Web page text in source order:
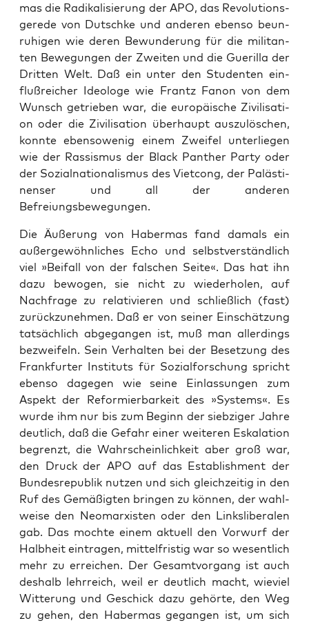
mas die Radi­ka­li­sie­rung der APO, das Revo­lu­ti­ons­
ge­re­de von Dutsch­ke und ande­ren eben­so beun­
ru­hi­gen wie deren Bewun­de­rung für die mili­tan­
ten Bewe­gun­gen der Zwei­ten und die Gue­ril­la der
Drit­ten Welt. Daß ein unter den Stu­den­ten ein­
fluß­rei­cher Ideo­lo­ge wie Frantz Fanon von dem
Wunsch getrie­ben war, die euro­päi­sche Zivi­li­sa­ti­
on oder die Zivi­li­sa­ti­on über­haupt aus­zu­lö­schen,
konn­te eben­so­we­nig einem Zwei­fel unter­lie­gen
wie der Ras­sis­mus der Black Pan­ther Par­ty oder
der Sozi­al­na­tio­na­lis­mus des Viet­cong, der Paläs­ti­
nen­ser und all der ande­ren
Befreiungsbewegungen.
Die Äuße­rung von Haber­mas fand damals ein
außer­ge­wöhn­li­ches Echo und selbst­ver­ständ­lich
viel »Bei­fall von der fal­schen Sei­te«. Das hat ihn
dazu bewo­gen, sie nicht zu wie­der­ho­len, auf
Nach­fra­ge zu rela­ti­vie­ren und schließ­lich (fast)
zurück­zu­neh­men. Daß er von sei­ner Ein­schät­zung
tat­säch­lich abge­gan­gen ist, muß man aller­dings
bezwei­feln. Sein Ver­hal­ten bei der Beset­zung des
Frank­fur­ter Insti­tuts für Sozi­al­for­schung spricht
eben­so dage­gen wie sei­ne Ein­las­sun­gen zum
Aspekt der Refor­mier­bar­keit des »Sys­tems«. Es
wur­de ihm nur bis zum Beginn der sieb­zi­ger Jah­re
deut­lich, daß die Gefahr einer wei­te­ren Eska­la­ti­on
begrenzt, die Wahr­schein­lich­keit aber groß war,
den Druck der APO auf das Estab­lish­ment der
Bun­des­re­pu­blik nut­zen und sich gleich­zei­tig in den
Ruf des Gemä­ßig­ten brin­gen zu kön­nen, der wahl­
wei­se den Neo­mar­xis­ten oder den Links­li­be­ra­len
gab. Das moch­te einem aktu­ell den Vor­wurf der
Halb­heit ein­tra­gen, mit­tel­fris­tig war so wesent­lich
mehr zu errei­chen. Der Gesamt­vor­gang ist auch
des­halb lehr­reich, weil er deut­lich macht, wie­viel
Wit­te­rung und Geschick dazu gehör­te, den Weg
zu gehen, den Haber­mas gegan­gen ist, um sich